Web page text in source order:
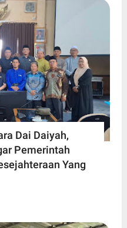
Dai Daiyah,
Pemerintah
Yang